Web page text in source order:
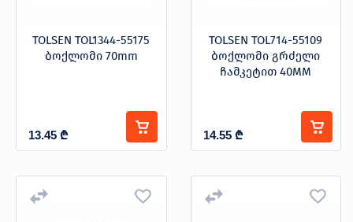
TOLSEN TOL1344-55175
ბოქლომი 70mm
13.45 ₾
TOLSEN TOL714-55109
ბოქლომი გრძელი
ჩამკეტით 40MM
14.55 ₾